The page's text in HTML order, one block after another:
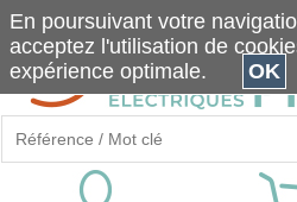
En poursuivant votre
acceptez l'utilisation de
expérience optimale.
OK